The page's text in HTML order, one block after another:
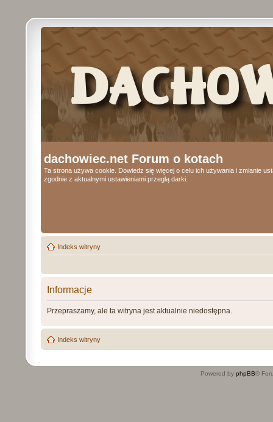
dachowiec.net Forum o kotach
Ta strona używa cookie. Dowiedz się więcej o celu ich używania i zmianie
zgodnie z aktualnymi ustawieniami przeglą darki.
Indeks witryny
Informacje
Przepraszamy, ale ta witryna jest aktualnie niedostępna.
Indeks witryny
Powered by phpBB®